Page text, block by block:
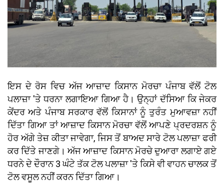
ਇਸ ਦੇ ਰੋਸ ਵਿਚ ਅੱਜ ਆਜ਼ਾਦ ਕਿਸਾਨ ਮੋਰਚਾ ਪੰਜਾਬ ਵੱਲੋਂ ਟੋਲ
ਪਲਾਜ਼ਾ 'ਤੇ ਧਰਨਾ ਲਗਾਇਆ ਗਿਆ ਹੈ। ਉਨ੍ਹਾਂ ਦੱਸਿਆ ਕਿ ਜੇਕਰ
ਕੇਂਦਰ ਅਤੇ ਪੰਜਾਬ ਸਰਕਾਰ ਵੱਲੋਂ ਕਿਸਾਨਾਂ ਨੂੰ ਤੁਰੰਤ ਮੁਆਵਜ਼ਾ ਨਹੀਂ
ਦਿੱਤਾ ਗਿਆ ਤਾਂ ਆਜ਼ਾਦ ਕਿਸਾਨ ਮੋਰਚਾ ਵੱਲੋਂ ਆਪਣੇ ਪ੍ਰਦਰਸ਼ਨ ਨੂੰ
ਹੋਰ ਅੱਗੇ ਤੇਜ਼ ਕੀਤਾ ਜਾਵੇਗਾ, ਜਿਸ ਤੋਂ ਬਾਅਦ ਸਾਰੇ ਟੋਲ ਪਲਾਜ਼ਾ ਫਰੀ
ਕਰ ਦਿੱਤੇ ਜਾਣਗੇ। ਅੱਜ ਆਜ਼ਾਦ ਕਿਸਾਨ ਮੋਰਚੇ ਦੁਆਰਾ ਲਗਾਏ ਗਏ
ਧਰਨੇ ਦੇ ਦੌਰਾਨ 3 ਘੰਟੇ ਤੱਕ ਟੋਲ ਪਲਾਜ਼ਾ 'ਤੇ ਕਿਸੇ ਵੀ ਵਾਹਨ ਚਾਲਕ ਤੋਂ
ਟੋਲ ਵਸੂਲ ਨਹੀਂ ਕਰਨ ਦਿੱਤਾ ਗਿਆ।